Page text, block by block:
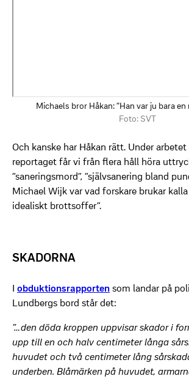
Michaels bror Håkan: ”Han var ju bara
Foto: SVT
Och kanske har Håkan rätt. Under
reportaget får vi från flera håll höra
”saneringsmord”, ”självsanering bland
Michael Wijk var vad forskare brukar
idealiskt brottsoffer”.
SKADORNA
I obduktionsrapporten som landar på
Lundbergs bord står det:
”…den döda kroppen uppvisar skador i
upp till en och halv centimeter långa
huvudet och två centimeter lång
underben. Blåmärken på huvudet,